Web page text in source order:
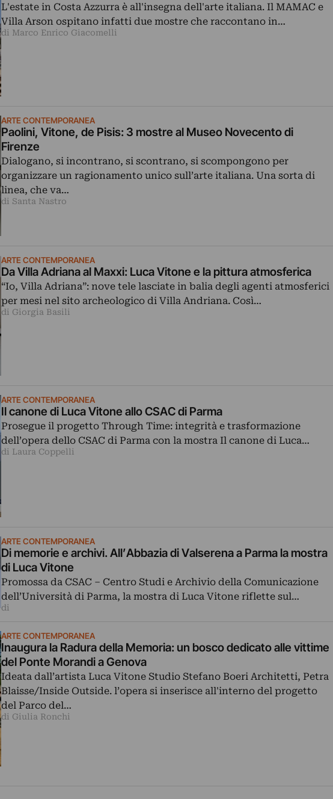
L'estate in Costa Azzurra è all'insegna dell'arte italiana. Il MAMAC e
Villa Arson ospitano infatti due mostre che raccontano in…
di Marco Enrico Giacomelli
ARTE CONTEMPORANEA
Paolini, Vitone, de Pisis: 3 mostre al Museo Novecento di
Firenze
Dialogano, si incontrano, si scontrano, si scompongono per
organizzare un ragionamento unico sull’arte italiana. Una sorta di
linea, che va…
di Santa Nastro
ARTE CONTEMPORANEA
Da Villa Adriana al Maxxi: Luca Vitone e la pittura atmosferica
“Io, Villa Adriana”: nove tele lasciate in balia degli agenti atmosferici
per mesi nel sito archeologico di Villa Andriana. Così…
di Giorgia Basili
ARTE CONTEMPORANEA
Il canone di Luca Vitone allo CSAC di Parma
Prosegue il progetto Through Time: integrità e trasformazione
dell’opera dello CSAC di Parma con la mostra Il canone di Luca…
di Laura Coppelli
ARTE CONTEMPORANEA
Di memorie e archivi. All’Abbazia di Valserena a Parma la mostra
di Luca Vitone
Promossa da CSAC – Centro Studi e Archivio della Comunicazione
dell’Università di Parma, la mostra di Luca Vitone riflette sul…
di
ARTE CONTEMPORANEA
Inaugura la Radura della Memoria: un bosco dedicato alle vittime
del Ponte Morandi a Genova
Ideata dall’artista Luca Vitone Studio Stefano Boeri Architetti, Petra
Blaisse/Inside Outside. l’opera si inserisce all'interno del progetto
del Parco del…
di Giulia Ronchi